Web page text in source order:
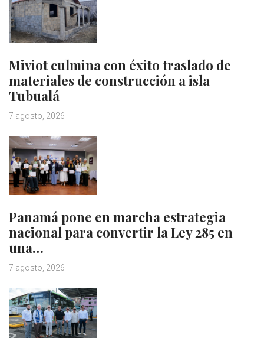
Miviot culmina con éxito traslado de
materiales de construcción a isla
Tubualá
7 agosto, 2026
Panamá pone en marcha estrategia
nacional para convertir la Ley 285 en
una…
7 agosto, 2026